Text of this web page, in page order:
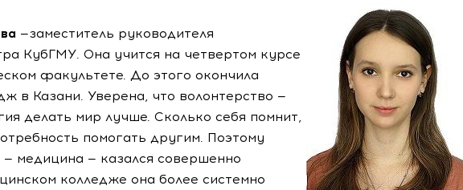
—заместитель руководителя
КубГМУ. Она учится на четвертом курсе
факультете. До этого окончила
в Казани. Уверена, что волонтерство —
делать мир лучше. Сколько себя помнит,
помогать другим. Поэтому
медицина — казался совершенно
колледже она более системно